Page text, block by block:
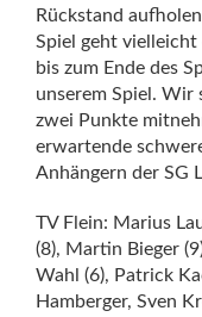
Rückstand
Spiel geht
bis zum Ende des
unserem Spiel.
zwei Punkte
erwartende
Anhängern der SG
TV Flein: Marius
(8), Martin Bieger
Wahl (6), Patrick
Hamberger, Sven